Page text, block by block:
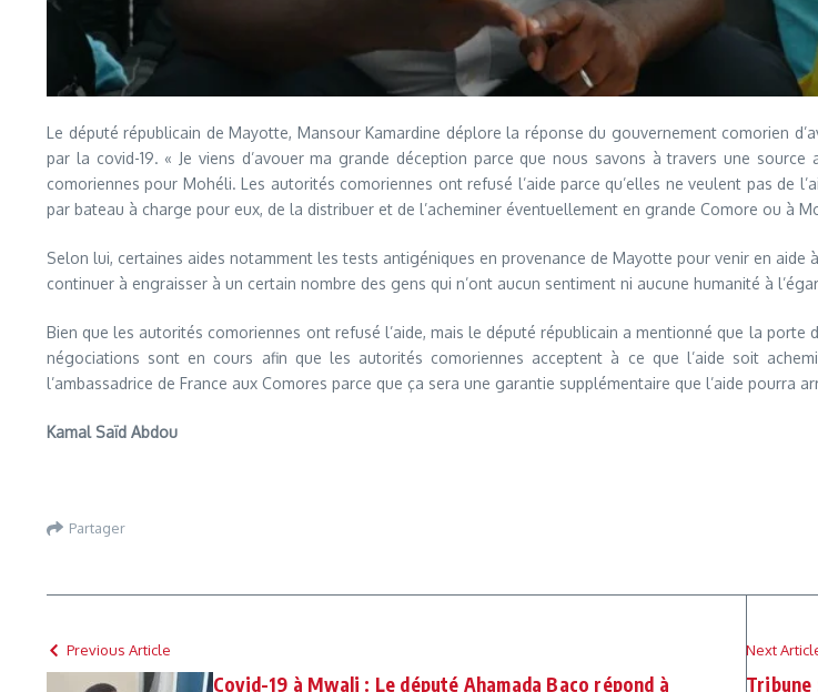
Le député républicain de Mayotte, Mansour Kamardine déplore la réponse du gouvernement comorien
par la covid-19. « Je viens d’avouer ma grande déception parce que nous savons à travers une
comoriennes pour Mohéli. Les autorités comoriennes ont refusé l’aide parce qu’elles ne veulent pas de
par bateau à charge pour eux, de la distribuer et de l’acheminer éventuellement en grande Comore ou à
Selon lui, certaines aides notamment les tests antigéniques en provenance de Mayotte pour venir en
continuer à engraisser à un certain nombre des gens qui n’ont aucun sentiment ni aucune humanité à
Bien que les autorités comoriennes ont refusé l’aide, mais le député républicain a mentionné que la
négociations sont en cours afin que les autorités comoriennes acceptent à ce que l’aide soit
l’ambassadrice de France aux Comores parce que ça sera une garantie supplémentaire que l’aide pourra
Kamal Saïd Abdou
Partager
Previous Article
Covid-19 à Mwali : Le député Ahamada Baco répond à
Next
Tribune